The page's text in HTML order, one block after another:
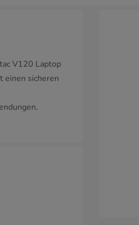
V120 Laptop
einen sicheren